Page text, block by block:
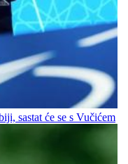
sastat će se s Vučićem